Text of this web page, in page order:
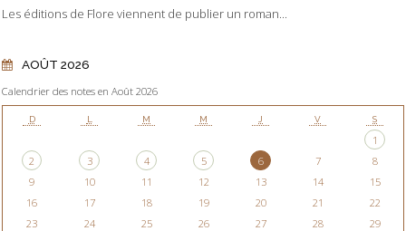
Les éditions de Flore viennent de publier un roman...
AOÛT 2026
Calendrier des notes en Août 2026
D L M M J V S
1
2
3 4 5 6 7
8
9
10 11 12 13 14
15
16
17 18 19 20 21
22
23
24 25 26 27 28
29